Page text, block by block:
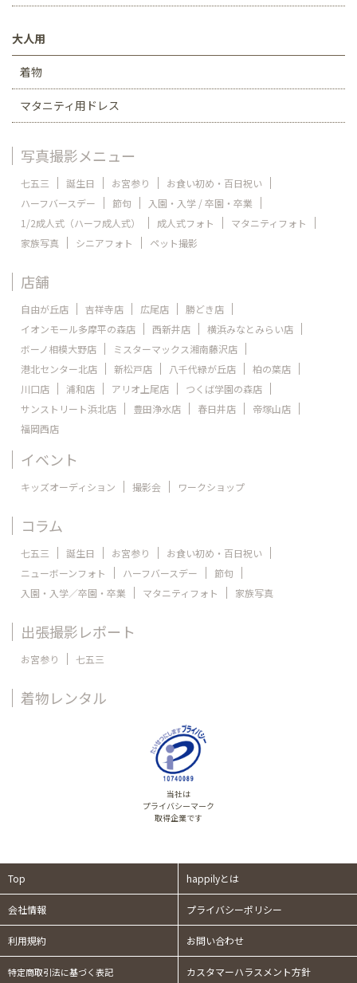
大人用
着物
マタニティ用ドレス
写真撮影メニュー
七五三 誕生日 お宮参り
お食い初め・百日祝い
ハーフバースデー
節句
入園・入学 / 卒園・卒業
1/2成人式（ハーフ成人式）
成人式フォト
マタニティフォト
家族写真
シニアフォト ペット撮影
店舗
自由が丘店 吉祥寺店 広尾店
勝どき店
イオンモール多摩平の森店
西新井店
横浜みなとみらい店
ボーノ相模大野店
ミスターマックス湘南藤沢店
港北センター北店
新松戸店 八千代緑が丘店
柏の葉店
川口店
浦和店 アリオ上尾店
つくば学園の森店
サンストリート浜北店
豊田浄水店 春日井店
帝塚山店
福岡西店
イベント
キッズオーディション 撮影会 ワークショップ
コラム
七五三 誕生日 お宮参り
お食い初め・百日祝い
ニューボーンフォト
ハーフバースデー
節句
入園・入学／卒園・卒業
マタニティフォト 家族写真
出張撮影レポート
お宮参り 七五三
着物レンタル
当社は
プライバシーマーク
取得企業です
Top happilyとは
会社情報 プライバシーポリシー
利用規約 お問い合わせ
特定商取引法に基づく表記 カスタマーハラスメント方針